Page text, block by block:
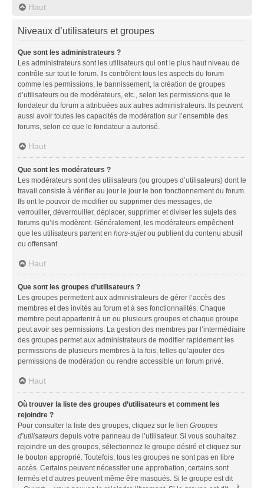
Haut
Niveaux d’utilisateurs et groupes
Que sont les administrateurs ?
Les administrateurs sont les utilisateurs qui ont le plus haut niveau de
contrôle sur tout le forum. Ils contrôlent tous les aspects du forum
comme les permissions, le bannissement, la création de groupes
d’utilisateurs ou de modérateurs, etc., selon les permissions que le
fondateur du forum a attribuées aux autres administrateurs. Ils peuvent
aussi avoir toutes les capacités de modération sur l’ensemble des
forums, selon ce que le fondateur a autorisé.
Haut
Que sont les modérateurs ?
Les modérateurs sont des utilisateurs (ou groupes d’utilisateurs) dont le
travail consiste à vérifier au jour le jour le bon fonctionnement du forum.
Ils ont le pouvoir de modifier ou supprimer des messages, de
verrouiller, déverrouiller, déplacer, supprimer et diviser les sujets des
forums qu’ils modèrent. Généralement, les modérateurs empêchent
que les utilisateurs partent en hors-sujetou publient du contenu abusif
ou offensant.
Haut
Que sont les groupes d’utilisateurs ?
Les groupes permettent aux administrateurs de gérer l’accès des
membres et des invités au forum et à ses fonctionnalités. Chaque
membre peut appartenir à un ou plusieurs groupes et chaque groupe
peut avoir ses permissions. La gestion des membres par l’intermédiaire
des groupes permet aux administrateurs de modifier rapidement les
permissions de plusieurs membres à la fois, telles qu’ajouter des
permissions de modération ou rendre accessible un forum privé.
Haut
Où trouver la liste des groupes d’utilisateurs et comment les
rejoindre ?
Pour consulter la liste des groupes, cliquez sur le lien Groupes
d’utilisateurs depuis votre panneau de l’utilisateur. Si vous souhaitez
rejoindre un des groupes, sélectionnez le groupe désiré et cliquez sur
le bouton approprié. Toutefois, tous les groupes ne sont pas en libre
accès. Certains peuvent nécessiter une approbation, certains sont
fermés et d’autres peuvent même être masqués. Si le groupe est dit